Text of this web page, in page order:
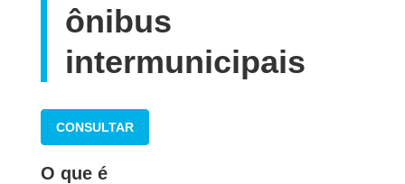
ônibus
intermunicipais
CONSULTAR
O que é